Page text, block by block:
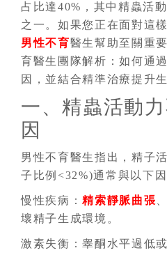
占比達40%，其中精蟲活
之一。如果您正在面對這
男性不育醫生幫助至關重
育醫生團隊解析：如何通
因，並結合精準治療提升生
一、精蟲活動
因
男性不育醫生指出，精子
子比例<32%)通常與以下因
慢性疾病：精索靜脈曲張
壞精子生成環境。
激素失衡：睾酮水平過低